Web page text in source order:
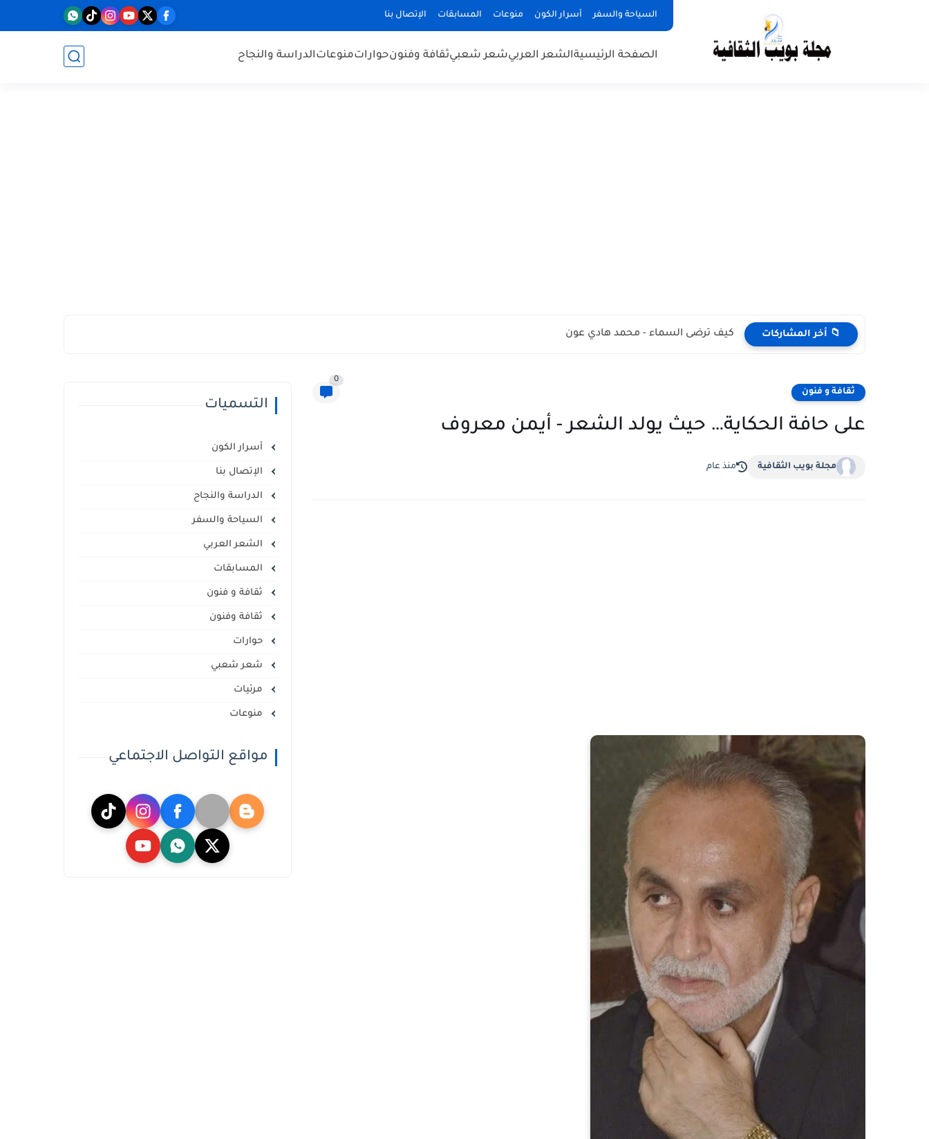
السياحة والسفر أسرار الكون منوعات المسابقات الإتصال بنا
الصفحة الرئيسيةالشعر العربيشعر شعبيثقافة وفنونحواراتمنوعاتالدراسة والنجاح
📁 أخر المشاركات كيف ترضى السماء - محمد هادي عون
ثقافة و فنون
0
على حافة الحكاية… حيث يولد الشعر - أيمن معروف
مجلة بويب الثقافية منذ عام
التسميات
أسرار الكون
الإتصال بنا
الدراسة والنجاح
السياحة والسفر
الشعر العربي
المسابقات
ثقافة و فنون
ثقافة وفنون
حوارات
شعر شعبي
مرئيات
منوعات
مواقع التواصل الاجتماعي